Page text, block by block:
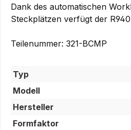
Dank des automatischen
Steckplätzen verfügt der
Teilenummer: 321-BCMP
Typ
Modell
Hersteller
Formfaktor